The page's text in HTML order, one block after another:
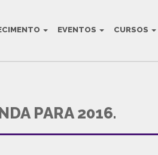
EVENTOS CURSOS
BLOG TITLE
PARA 2016.